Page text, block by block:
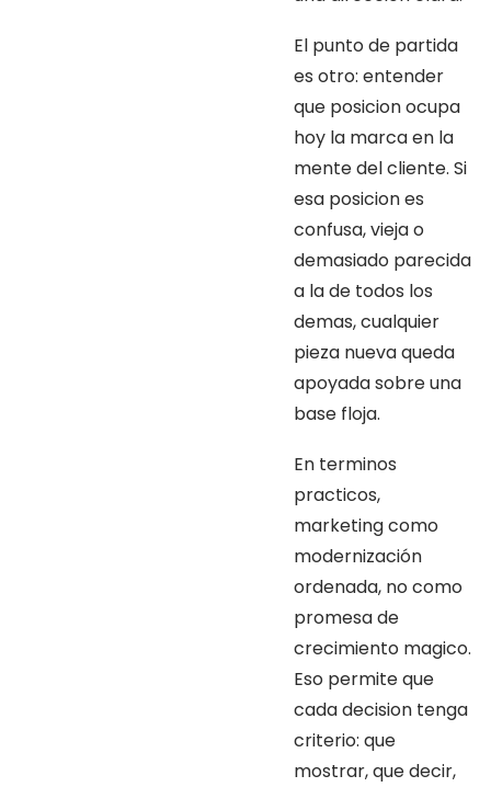
El punto de partida
es otro: entender
que posicion ocupa
hoy la marca en la
mente del cliente. Si
esa posicion es
confusa, vieja o
demasiado parecida
a la de todos los
demas, cualquier
pieza nueva queda
apoyada sobre una
base floja.
En terminos
practicos,
marketing como
modernización
ordenada, no como
promesa de
crecimiento magico.
Eso permite que
cada decision tenga
criterio: que
mostrar, que decir,